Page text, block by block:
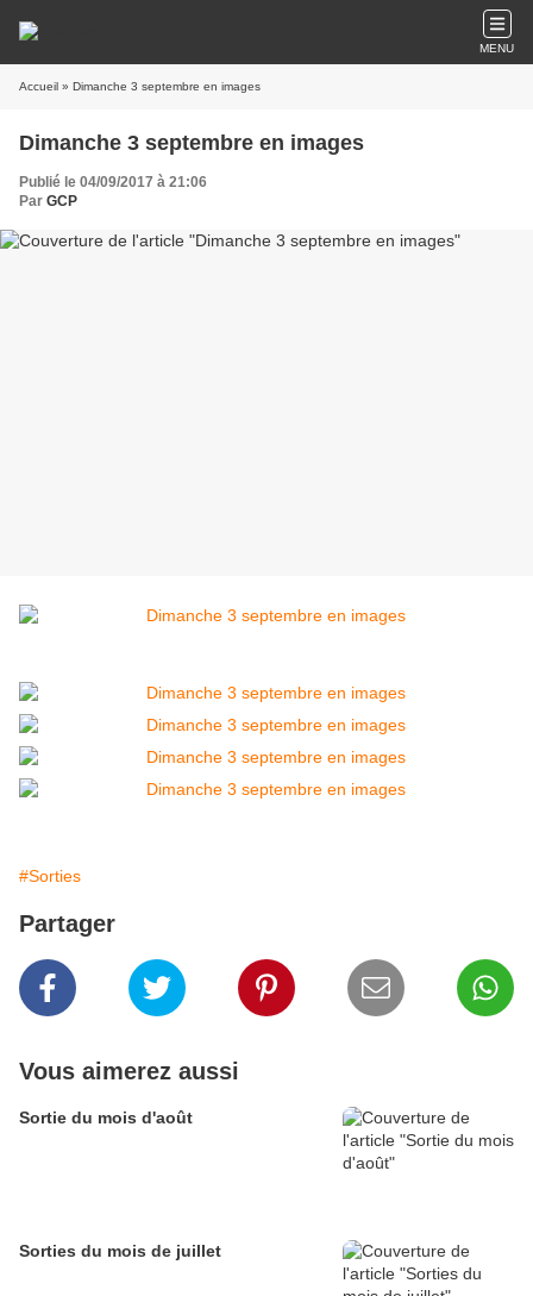
MENU
Accueil » Dimanche 3 septembre en images
Dimanche 3 septembre en images
Publié le 04/09/2017 à 21:06
Par GCP
#Sorties
Partager
Vous aimerez aussi
Sortie du mois d'août
Sorties du mois de juillet